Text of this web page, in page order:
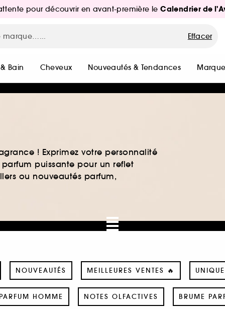
pour découvrir en avant-première leCalendrier de
Effacer
Bain Cheveux Nouveautés & Tendances
! Exprimez votre personnalité
puissante pour un reflet
ou nouveautés parfum,
NOUVEAUTÉS MEILLEURES VENTES 🔥
HOMME NOTES OLFACTIVES BRUME